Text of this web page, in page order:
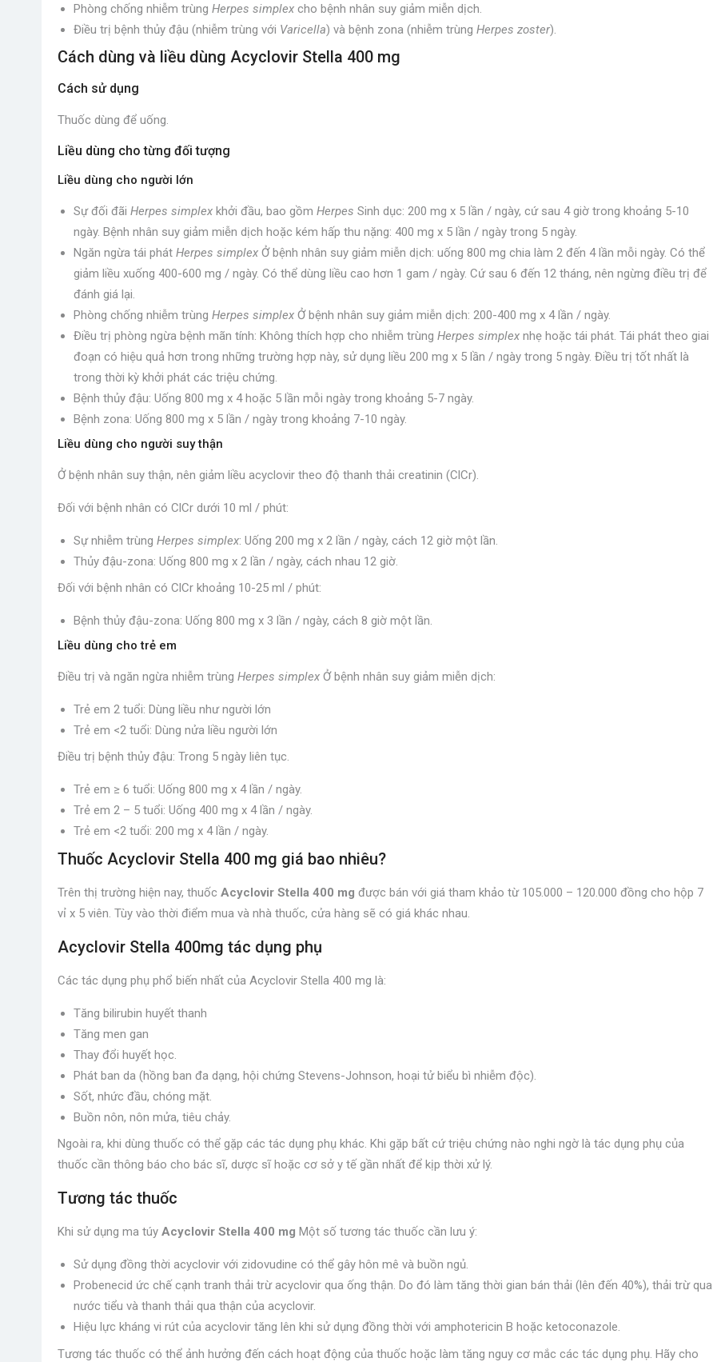
Phòng chống nhiễm trùng Herpes simplex cho bệnh nhân suy giảm miễn dịch.
Điều trị bệnh thủy đậu (nhiễm trùng với Varicella) và bệnh zona (nhiễm trùng Herpes zoster).
Cách dùng và liều dùng Acyclovir Stella 400 mg
Cách sử dụng
Thuốc dùng để uống.
Liều dùng cho từng đối tượng
Liều dùng cho người lớn
Sự đối đãi Herpes simplex khởi đầu, bao gồm Herpes Sinh dục: 200 mg x 5 lần / ngày, cứ sau 4 giờ trong khoảng 5-10
ngày. Bệnh nhân suy giảm miễn dịch hoặc kém hấp thu nặng: 400 mg x 5 lần / ngày trong 5 ngày.
Ngăn ngừa tái phát Herpes simplex Ở bệnh nhân suy giảm miễn dịch: uống 800 mg chia làm 2 đến 4 lần mỗi ngày. Có thể
giảm liều xuống 400-600 mg / ngày. Có thể dùng liều cao hơn 1 gam / ngày. Cứ sau 6 đến 12 tháng, nên ngừng điều trị để
đánh giá lại.
Phòng chống nhiễm trùng Herpes simplex Ở bệnh nhân suy giảm miễn dịch: 200-400 mg x 4 lần / ngày.
Điều trị phòng ngừa bệnh mãn tính: Không thích hợp cho nhiễm trùng Herpes simplex nhẹ hoặc tái phát. Tái phát theo giai
đoạn có hiệu quả hơn trong những trường hợp này, sử dụng liều 200 mg x 5 lần / ngày trong 5 ngày. Điều trị tốt nhất là
trong thời kỳ khởi phát các triệu chứng.
Bệnh thủy đậu: Uống 800 mg x 4 hoặc 5 lần mỗi ngày trong khoảng 5-7 ngày.
Bệnh zona: Uống 800 mg x 5 lần / ngày trong khoảng 7-10 ngày.
Liều dùng cho người suy thận
Ở bệnh nhân suy thận, nên giảm liều acyclovir theo độ thanh thải creatinin (ClCr).
Đối với bệnh nhân có ClCr dưới 10 ml / phút:
Sự nhiễm trùng Herpes simplex: Uống 200 mg x 2 lần / ngày, cách 12 giờ một lần.
Thủy đậu-zona: Uống 800 mg x 2 lần / ngày, cách nhau 12 giờ.
Đối với bệnh nhân có ClCr khoảng 10-25 ml / phút:
Bệnh thủy đậu-zona: Uống 800 mg x 3 lần / ngày, cách 8 giờ một lần.
Liều dùng cho trẻ em
Điều trị và ngăn ngừa nhiễm trùng Herpes simplex Ở bệnh nhân suy giảm miễn dịch:
Trẻ em 2 tuổi: Dùng liều như người lớn
Trẻ em <2 tuổi: Dùng nửa liều người lớn
Điều trị bệnh thủy đậu: Trong 5 ngày liên tục.
Trẻ em ≥ 6 tuổi: Uống 800 mg x 4 lần / ngày.
Trẻ em 2 – 5 tuổi: Uống 400 mg x 4 lần / ngày.
Trẻ em <2 tuổi: 200 mg x 4 lần / ngày.
Thuốc Acyclovir Stella 400 mg giá bao nhiêu?
Trên thị trường hiện nay, thuốc Acyclovir Stella 400 mg được bán với giá tham khảo từ 105.000 – 120.000 đồng cho hộp 7
vỉ x 5 viên. Tùy vào thời điểm mua và nhà thuốc, cửa hàng sẽ có giá khác nhau.
Acyclovir Stella 400mg tác dụng phụ
Các tác dụng phụ phổ biến nhất của Acyclovir Stella 400 mg là:
Tăng bilirubin huyết thanh
Tăng men gan
Thay đổi huyết học.
Phát ban da (hồng ban đa dạng, hội chứng Stevens-Johnson, hoại tử biểu bì nhiễm độc).
Sốt, nhức đầu, chóng mặt.
Buồn nôn, nôn mửa, tiêu chảy.
Ngoài ra, khi dùng thuốc có thể gặp các tác dụng phụ khác. Khi gặp bất cứ triệu chứng nào nghi ngờ là tác dụng phụ của
thuốc cần thông báo cho bác sĩ, dược sĩ hoặc cơ sở y tế gần nhất để kịp thời xử lý.
Tương tác thuốc
Khi sử dụng ma túy Acyclovir Stella 400 mg Một số tương tác thuốc cần lưu ý:
Sử dụng đồng thời acyclovir với zidovudine có thể gây hôn mê và buồn ngủ.
Probenecid ức chế cạnh tranh thải trừ acyclovir qua ống thận. Do đó làm tăng thời gian bán thải (lên đến 40%), thải trừ qua
nước tiểu và thanh thải qua thận của acyclovir.
Hiệu lực kháng vi rút của acyclovir tăng lên khi sử dụng đồng thời với amphotericin B hoặc ketoconazole.
Tương tác thuốc có thể ảnh hưởng đến cách hoạt động của thuốc hoặc làm tăng nguy cơ mắc các tác dụng phụ. Hãy cho